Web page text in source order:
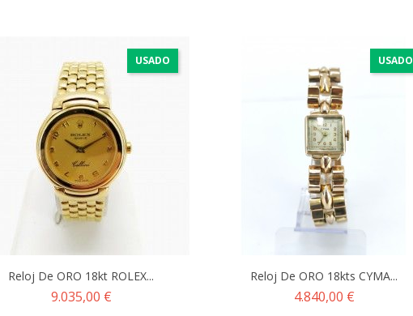
USADO
Reloj De ORO 18kt ROLEX...
Precio
9.035,00 €
USADO
Reloj De ORO 18kts CYMA...
Precio
4.840,00 €